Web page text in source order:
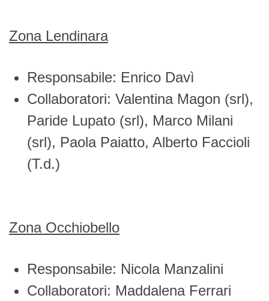
Zona Lendinara
Responsabile: Enrico Davì
Collaboratori: Valentina Magon (srl),
Paride Lupato (srl), Marco Milani
(srl), Paola Paiatto, Alberto Faccioli
(T.d.)
Zona Occhiobello
Responsabile: Nicola Manzalini
Collaboratori: Maddalena Ferrari